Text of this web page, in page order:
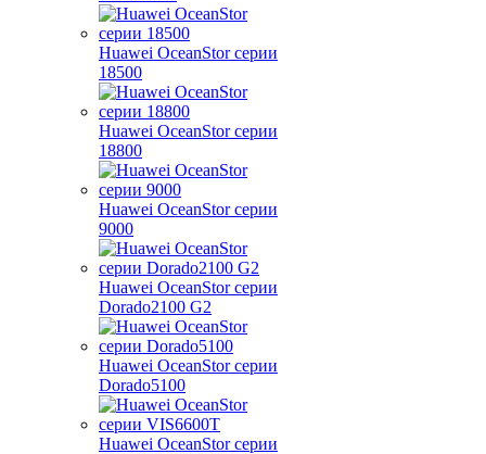
Huawei OceanStor серии
18500
Huawei OceanStor серии
18800
Huawei OceanStor серии
9000
Huawei OceanStor серии
Dorado2100 G2
Huawei OceanStor серии
Dorado5100
Huawei OceanStor серии